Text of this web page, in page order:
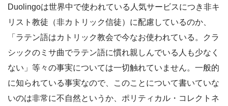
Duolingoは世界中で使われている人気サービスにつき非キ
リスト教徒（非カトリック信徒）に配慮しているのか、
「ラテン語はカトリック教会で今なお使われている。クラ
シックのミサ曲でラテン語に慣れ親しんでいる人も少なく
ない」等々の事実については一切触れていません。一般的
に知られている事実なので、このことについて書いていな
いのは非常に不自然というか、ポリティカル・コレクトネ